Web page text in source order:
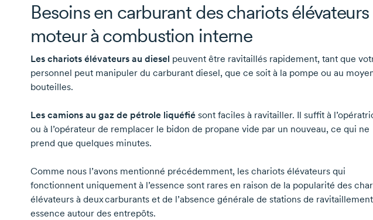
Besoins en carburant des chariots élévateurs
moteur à combustion interne
Les chariots élévateurs au diesel peuvent être ravitaillés rapidement, tant que
personnel peut manipuler du carburant diesel, que ce soit à la pompe ou au
bouteilles.
Les camions au gaz de pétrole liquéfié sont faciles à ravitailler. Il suffit à
ou à l’opérateur de remplacer le bidon de propane vide par un nouveau, ce qui ne
prend que quelques minutes.
Comme nous l’avons mentionné précédemment, les chariots élévateurs qui
fonctionnent uniquement à l’essence sont rares en raison de la popularité des
élévateurs à deux carburants et de l’absence générale de stations de
essence autour des entrepôts.